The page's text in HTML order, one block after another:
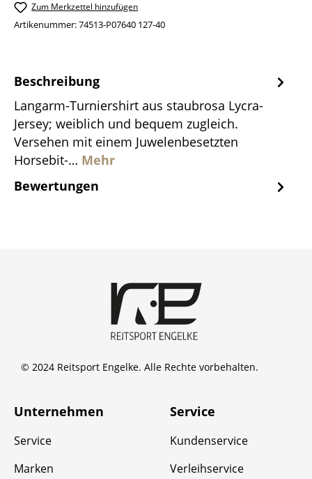
Zum Merkzettel hinzufügen
Artikenummer:74513-P07640 127-40
Beschreibung
Langarm-Turniershirt aus staubrosa Lycra-
Jersey; weiblich und bequem zugleich.
Versehen mit einem Juwelenbesetzten
Horsebit-… Mehr
Bewertungen
© 2024 Reitsport Engelke. Alle Rechte vorbehalten.
Unternehmen
Service
Marken
Service
Kundenservice
Verleihservice